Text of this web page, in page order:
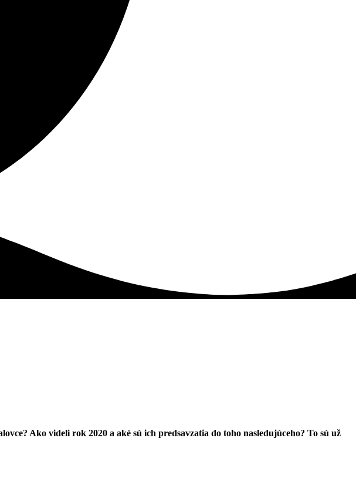
Ako videli rok 2020 a aké sú ich predsavzatia do toho nasledujúceho? To sú už